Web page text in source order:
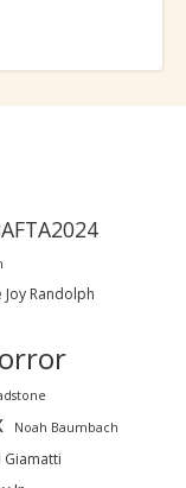
Joy Randolph
Noah Baumbach
Giamatti